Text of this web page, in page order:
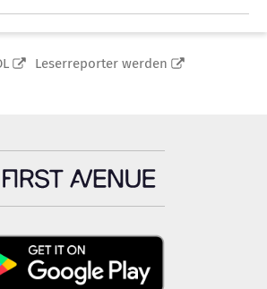
Leserreporter werden